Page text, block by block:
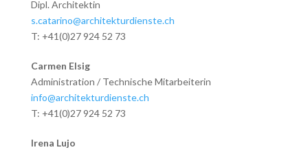
Dipl. Architektin
s.catarino@architekturdienste.ch
T: +41(0)27 924 52 73
Carmen Elsig
Administration / Technische Mitarbeiterin
info@architekturdienste.ch
T: +41(0)27 924 52 73
Irena Lujo